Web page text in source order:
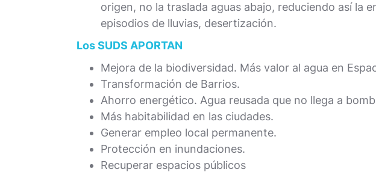
origen, no la traslada aguas abajo, reduciendo así la
episodios de lluvias, desertización.
Los SUDS APORTAN
Mejora de la biodiversidad. Más valor al agua en
Transformación de Barrios.
Ahorro energético. Agua reusada que no llega a
Más habitabilidad en las ciudades.
Generar empleo local permanente.
Protección en inundaciones.
Recuperar espacios públicos